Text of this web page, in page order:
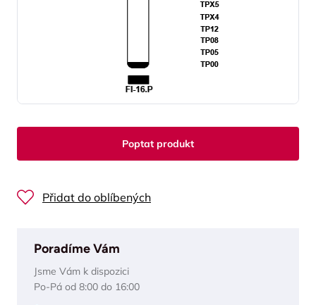
Poptat produkt
Přidat do oblíbených
Poradíme Vám
Jsme Vám k dispozici
Po-Pá od 8:00 do 16:00